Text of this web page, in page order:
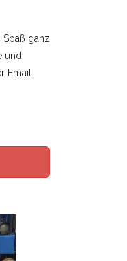
ganz
und
Email